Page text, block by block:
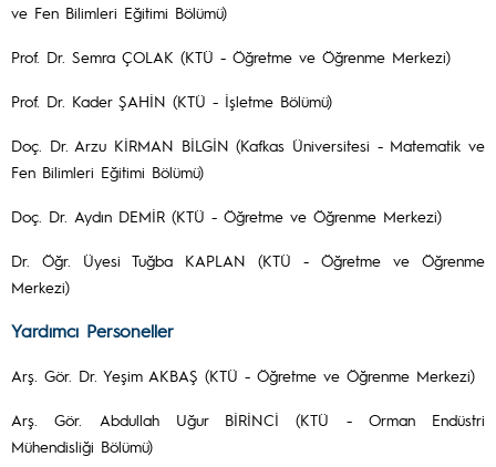
ve Fen Bilimleri Eğitimi Bölümü)
Prof. Dr. Semra ÇOLAK (KTÜ - Öğretme ve Öğrenme Merkezi)
Prof. Dr. Kader ŞAHİN (KTÜ - İşletme Bölümü)
Doç. Dr. Arzu KİRMAN BİLGİN (Kafkas Üniversitesi - Matematik ve
Fen Bilimleri Eğitimi Bölümü)
Doç. Dr. Aydın DEMİR (KTÜ - Öğretme ve Öğrenme Merkezi)
Dr. Öğr. Üyesi Tuğba KAPLAN (KTÜ - Öğretme ve Öğrenme
Merkezi)
Yardımcı Personeller
Arş. Gör. Dr. Yeşim AKBAŞ (KTÜ - Öğretme ve Öğrenme Merkezi)
Arş. Gör. Abdullah Uğur BİRİNCİ (KTÜ - Orman Endüstri
Mühendisliği Bölümü)